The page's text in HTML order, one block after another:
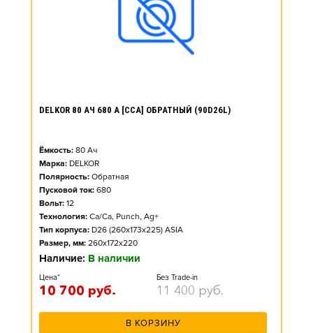
DELKOR 80 АЧ 680 А [CCA] ОБРАТНЫЙ (90D26L)
Ёмкость: 80 Ач
Марка: DELKOR
Полярность: Обратная
Пусковой ток: 680
Вольт: 12
Технология: Ca/Ca, Punch, Ag+
Тип корпуса: D26 (260x173x225) ASIA
Размер, мм: 260x172x220
Наличие: В наличии
Цена*
10 700 руб.
Без Trade-in
11 400 руб.
В КОРЗИНУ